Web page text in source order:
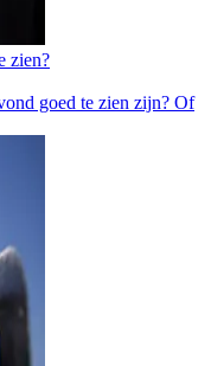
zien?
goed te zien zijn? Of